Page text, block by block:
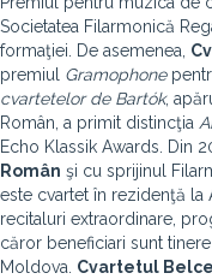
Societatea Filarmonică
formaţiei. De asemenea,
premiul Gramophone
cvartetelor de Bartók,
Român, a primit distincţia
Echo Klassik Awards. Din
Român şi cu sprijinul
este cvartet în rezidenţă la
recitaluri extraordinare,
căror beneficiari sunt
Moldova. Cvartetul